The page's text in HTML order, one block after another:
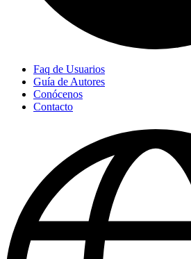
Faq de Usuarios
Guía de Autores
Conócenos
Contacto